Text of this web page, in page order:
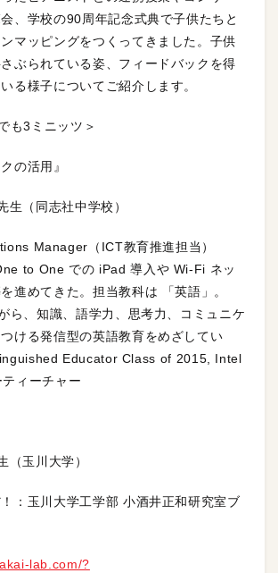
、学校の90周年記念式典で子供たちと
マッピングをつくってきました。子供
ぶられている姿、フィードバックを得
る様子についてご紹介します。
も3ミニッツ＞
の活用』
生（同志社中学校）
Manager（ICT教育推進担当）
to One での iPad 導入や Wi-Fi ネッ
進めてきた。担当教科は 「英語」。
ら、知識、語学力、思考力、コミュニケ
ける発信型の英語教育をめざしてい
Educator Class of 2015, Intel
ィーチャー
（玉川大学）
！：玉川大学工学部 小酒井正和研究室ブ
lab.com/?